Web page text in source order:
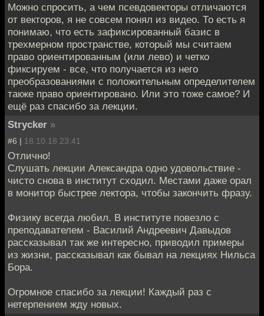
Можно спросить, а чем псевдовекторы отличаются
от векторов, я не совсем понял из видео. То есть я
понимаю, что есть зафиксированный базис в
трехмерном пространстве, который мы считаем
право ориентированным (или лево) и четко
фиксируем - все, что получается из него
преобразованиями с положительным определителем
также право ориентировано. Или это тоже самое? И
ещё раз спасибо за лекции.
Strycker »
#6 | 18.10.18 23:41
Отлично!
Слушать лекции Александра одно удовольствие -
чисто снова в институт сходил. Местами даже орал
в монитор быстрее лектора, чтобы закончить фразу.
Физику всегда любил. В институте повезло с
преподавателем - Василий Андреевич Давыдов
рассказывал так же интересно, приводил примеры
из жизни, рассказывал как бывал на лекциях Нильса
Бора.
Огромное спасибо за лекции! Каждый раз с
нетерпением жду новых.